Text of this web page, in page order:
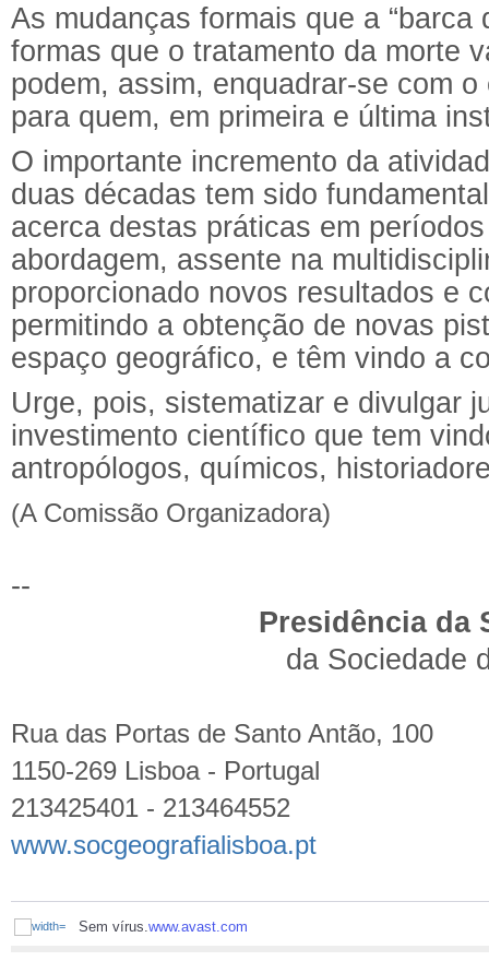
As mudanças formais que a
formas que o tratamento da morte
podem, assim, enquadrar-se com
para quem, em primeira e última
O importante incremento da
duas décadas tem sido
acerca destas práticas em
abordagem, assente na
proporcionado novos resultados e
permitindo a obtenção de novas
espaço geográfico, e têm vindo a
Urge, pois, sistematizar e divulgar
investimento científico que tem
antropólogos, químicos,
(A Comissão Organizadora)
--
Presidência da
da Sociedade
Rua das Portas de Santo Antão, 100
1150-269 Lisboa - Portugal
213425401 - 213464552
www.socgeografialisboa.pt
Sem vírus. www.avast.com